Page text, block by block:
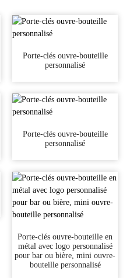
Porte-clés ouvre-bouteille
personnalisé
Porte-clés ouvre-bouteille
personnalisé
Porte-clés ouvre-bouteille en
métal avec logo personnalisé
pour bar ou bière, mini ouvre-
bouteille personnalisé